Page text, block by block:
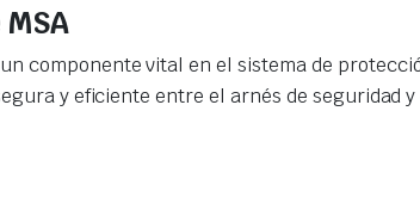
componente vital en el sistema de
y eficiente entre el arnés de seguridad